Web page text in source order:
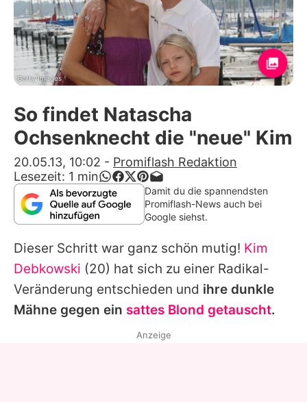
Lifestyle
Familie & Liebe
Promiflash Exklusiv
Alle Themen auf Promiflash
App runterladen
Team
Redaktionelle Richtlinien
Impressum
Datenschutzerklärung
Nutzungsbedingungen
Getty Images
So findet Natascha
Ochsenknecht die "neue" Kim
20.05.13, 10:02 - Promiflash Redaktion
Lesezeit: 1 min
Damit du die spannendsten
Promiflash-News auch bei
Google siehst.
Dieser Schritt war ganz schön mutig! Kim
Debkowski (20) hat sich zu einer Radikal-
Veränderung entschieden und ihre dunkle
Mähne gegen ein sattes Blond getauscht.
Anzeige